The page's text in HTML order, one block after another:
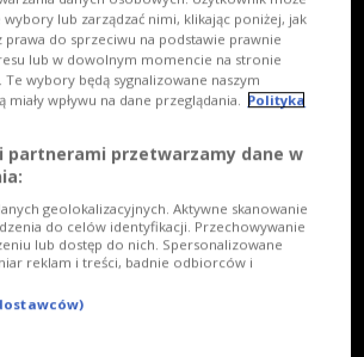
wybory lub zarządzać nimi, klikając poniżej, jak
prawa do sprzeciwu na podstawie prawnie
lub w dowolnym momencie na stronie
wybory będą sygnalizowane naszym
wpływu na dane przeglądania. Polityka
partnerami przetwarzamy dane w
geolokalizacyjnych. Aktywne skanowanie
do celów identyfikacji. Przechowywanie
lub dostęp do nich. Spersonalizowane
reklam i treści, badnie odbiorców i